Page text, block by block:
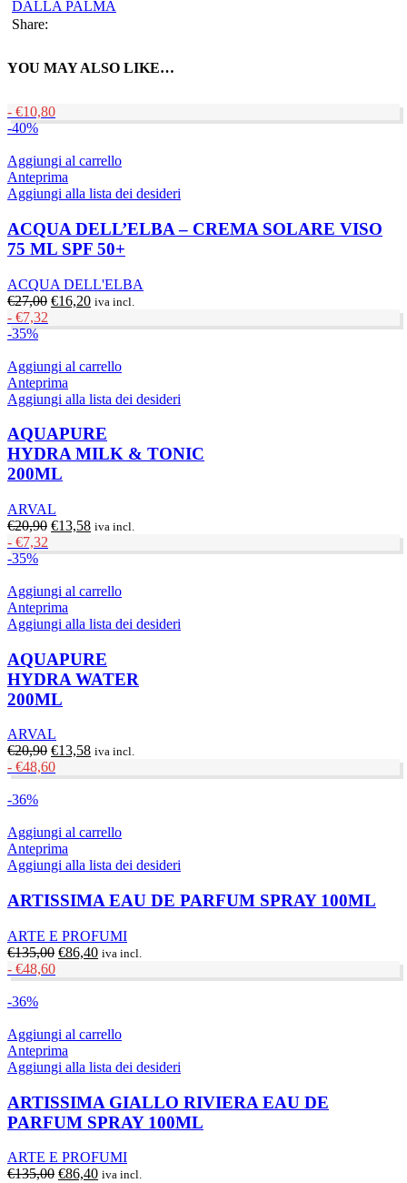
DALLA PALMA
Share:
YOU MAY ALSO LIKE…
- €10,80
-40%
Aggiungi al carrello
Anteprima
Aggiungi alla lista dei desideri
ACQUA DELL’ELBA – CREMA SOLARE VISO
75 ML SPF 50+
ACQUA DELL'ELBA
€27,00 Il
originale
€27,00.
€16,20Il
attuale
€16,20.
iva incl.
- €7,32
-35%
Aggiungi al carrello
Anteprima
Aggiungi alla lista dei desideri
AQUAPURE
HYDRA MILK & TONIC
200ML
ARVAL
€20,90 Il
originale
€20,90.
€13,58Il
attuale
€13,58.
iva incl.
- €7,32
-35%
Aggiungi al carrello
Anteprima
Aggiungi alla lista dei desideri
AQUAPURE
HYDRA WATER
200ML
ARVAL
€20,90 Il
prezzo
originale
€13,58Il
attuale
iva incl.
- €48,60
-36%
Aggiungi al carrello
Anteprima
Aggiungi alla lista dei desideri
ARTISSIMA EAU DE PARFUM SPRAY 100ML
ARTE E PROFUMI
€135,00 Il
originale
€86,40Il
attuale
iva incl.
- €48,60
-36%
Aggiungi al carrello
Anteprima
Aggiungi alla lista dei desideri
ARTISSIMA GIALLO RIVIERA EAU DE
PARFUM SPRAY 100ML
ARTE E PROFUMI
€135,00 Il
€86,40Iliva incl.